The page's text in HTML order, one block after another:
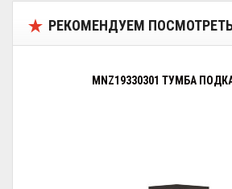
РЕКОМЕНДУЕМ
MNZ19330301 ТУМБА